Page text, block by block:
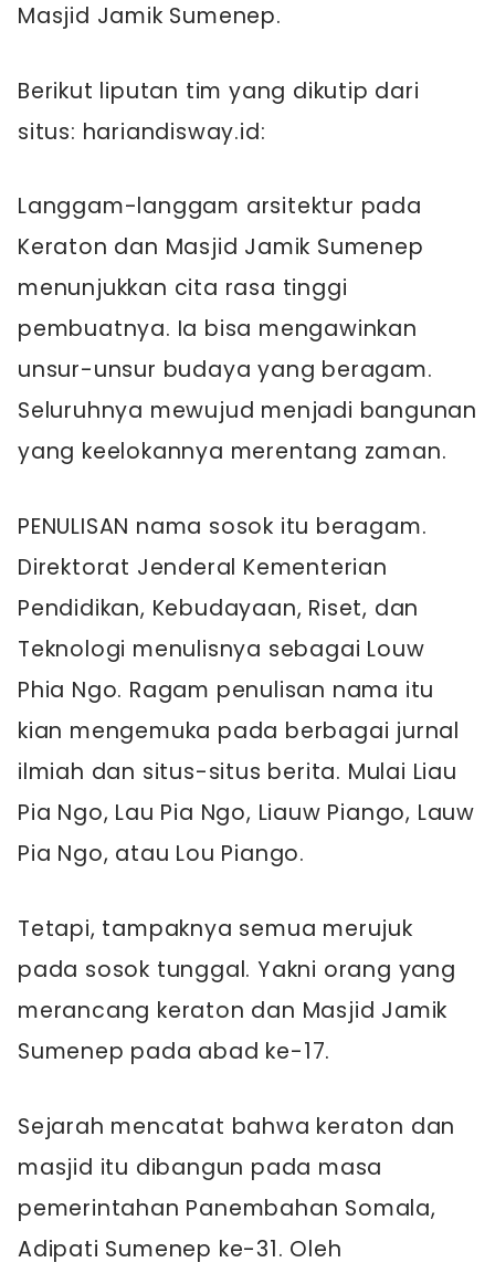
Masjid Jamik Sumenep.
Berikut liputan tim yang dikutip dari
situs: hariandisway.id:
Langgam-langgam arsitektur pada
Keraton dan Masjid Jamik Sumenep
menunjukkan cita rasa tinggi
pembuatnya. Ia bisa mengawinkan
unsur-unsur budaya yang beragam.
Seluruhnya mewujud menjadi bangunan
yang keelokannya merentang zaman.
PENULISAN nama sosok itu beragam.
Direktorat Jenderal Kementerian
Pendidikan, Kebudayaan, Riset, dan
Teknologi menulisnya sebagai Louw
Phia Ngo. Ragam penulisan nama itu
kian mengemuka pada berbagai jurnal
ilmiah dan situs-situs berita. Mulai Liau
Pia Ngo, Lau Pia Ngo, Liauw Piango, Lauw
Pia Ngo, atau Lou Piango.
Tetapi, tampaknya semua merujuk
pada sosok tunggal. Yakni orang yang
merancang keraton dan Masjid Jamik
Sumenep pada abad ke-17.
Sejarah mencatat bahwa keraton dan
masjid itu dibangun pada masa
pemerintahan Panembahan Somala,
Adipati Sumenep ke-31. Oleh